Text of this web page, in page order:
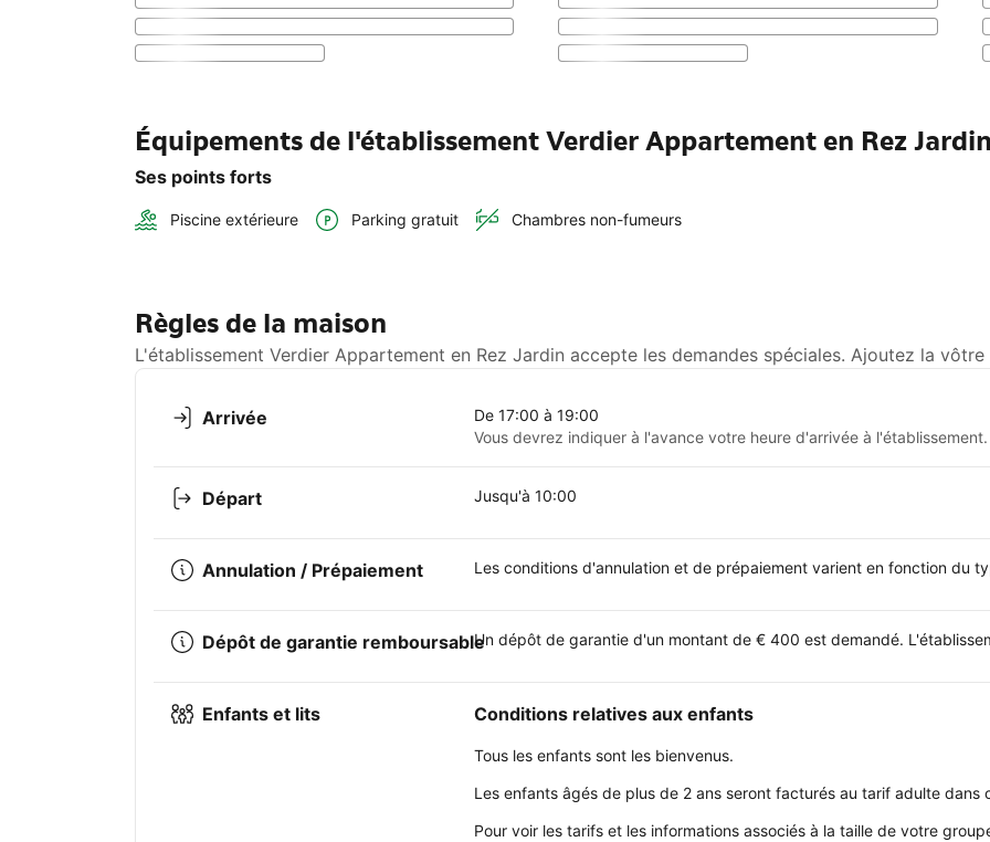
Équipements de l'établissement Verdier Appartement en Rez Jardin
Ses points forts
Piscine extérieure Parking gratuit Chambres non-fumeurs
Règles de la maison
L'établissement Verdier Appartement en Rez Jardin accepte les demandes spéciales. Ajoutez la
Arrivée
De 17:00 à 19:00
Vous devrez indiquer à l'avance votre heure d'arrivée à l'établissement.
Départ Jusqu'à 10:00
Annulation / Prépaiement Les conditions d'annulation et de prépaiement varient en fonction du
Dépôt de garantie remboursableUn dépôt de garantie d'un montant de € 400 est demandé.
Enfants et lits Conditions relatives aux enfants
Tous les enfants sont les bienvenus.
Les enfants âgés de plus de 2 ans seront facturés au tarif adulte dans
Pour voir les tarifs et les informations associés à la taille de votre